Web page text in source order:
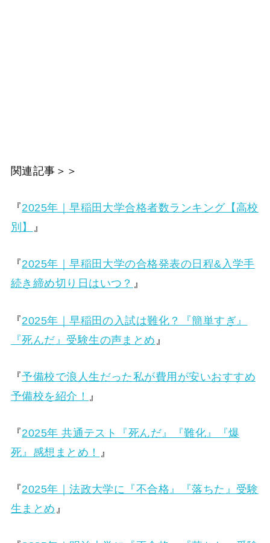
関連記事＞＞
『2025年｜早稲田大学合格者数ランキング【高校
別】
』
『2025年｜早稲田大学の合格発表の日程&入学手
続き締め切り日はいつ？ 』
『2025年｜早稲田の入試は難化？『簡単すぎ』
『死んだ』受験生の声まとめ 』
『予備校で浪人生だった私が費用が安いおすすめ
予備校を紹介！
』
『2025年 共通テスト『死んだ』『難化』『爆
死』感想まとめ！
』
『2025年｜法政大学に『不合格』『落ちた』受験
生まとめ』